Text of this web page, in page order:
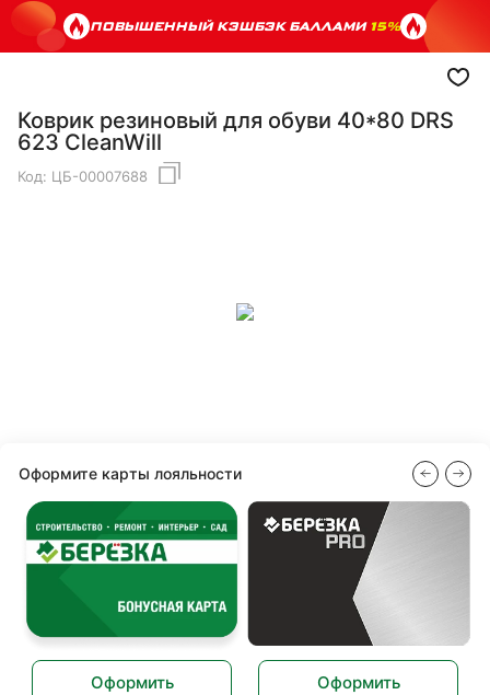
ПОВЫШЕННЫЙ КЭШБЭК БАЛЛАМИ15%
Коврик резиновый для обуви 40*80 DRS
623 CleanWill
Код: ЦБ-00007688
Оформите карты лояльности
Оформить Оформить